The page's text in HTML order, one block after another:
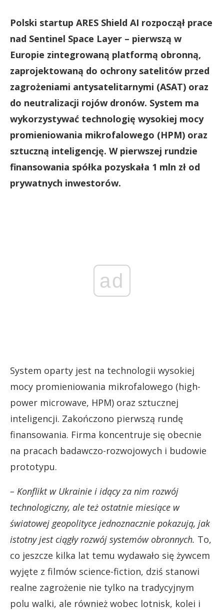
Polski startup ARES Shield AI rozpoczął prace
nad Sentinel Space Layer – pierwszą w
Europie zintegrowaną platformą obronną,
zaprojektowaną do ochrony satelitów przed
zagrożeniami antysatelitarnymi (ASAT) oraz
do neutralizacji rojów dronów. System ma
wykorzystywać technologię wysokiej mocy
promieniowania mikrofalowego (HPM) oraz
sztuczną inteligencję. W pierwszej rundzie
finansowania spółka pozyskała 1 mln zł od
prywatnych inwestorów.
ad
System oparty jest na technologii wysokiej
mocy promieniowania mikrofalowego (high-
power microwave, HPM) oraz sztucznej
inteligencji. Zakończono pierwszą rundę
finansowania. Firma koncentruje się obecnie
na pracach badawczo-rozwojowych i budowie
prototypu.
– Konflikt w Ukrainie i idący za nim rozwój
technologiczny, ale też ostatnie miesiące w
światowej geopolityce jednoznacznie pokazują, jak
istotny jest ciągły rozwój systemów obronnych. To,
co jeszcze kilka lat temu wydawało się żywcem
wyjęte z filmów science-fiction, dziś stanowi
realne zagrożenie nie tylko na tradycyjnym
polu walki, ale również wobec lotnisk, kolei i